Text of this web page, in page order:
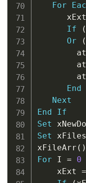
For
If
(
Or
(
End
Next
End
If
Set
Set
xFileArr ( )
For I = 0
    xExt
=